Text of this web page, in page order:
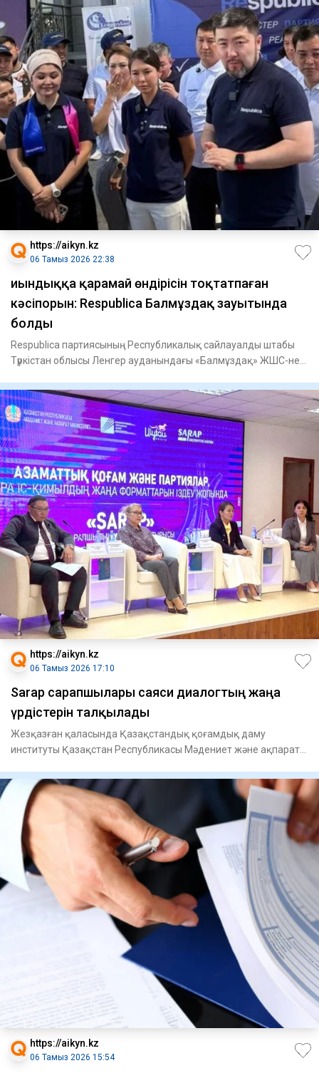
https://aikyn.kz
06 Тамыз 2026 22:38
Қиындыққа қарамай өндірісін тоқтатпаған
кәсіпорын: Respublica Балмұздақ зауытында
болды
Respublica партиясының Республикалық сайлауалды штабы
Түркістан облысы Ленгер ауданындағы «Балмұздақ» ЖШС-не
https://aikyn.kz
06 Тамыз 2026 17:10
Sarap сарапшылары саяси диалогтың жаңа
үрдістерін талқылады
Жезқазған қаласында Қазақстандық қоғамдық даму
институты Қазақстан Республикасы Мәдениет және ақпарат
https://aikyn.kz
06 Тамыз 2026 15:54